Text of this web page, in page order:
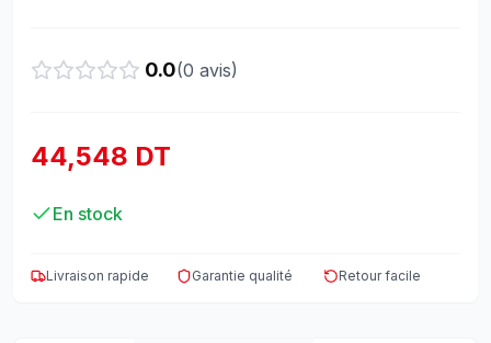
0.0(0 avis)
44,548 DT
En stock
Livraison rapide Garantie qualité Retour facile